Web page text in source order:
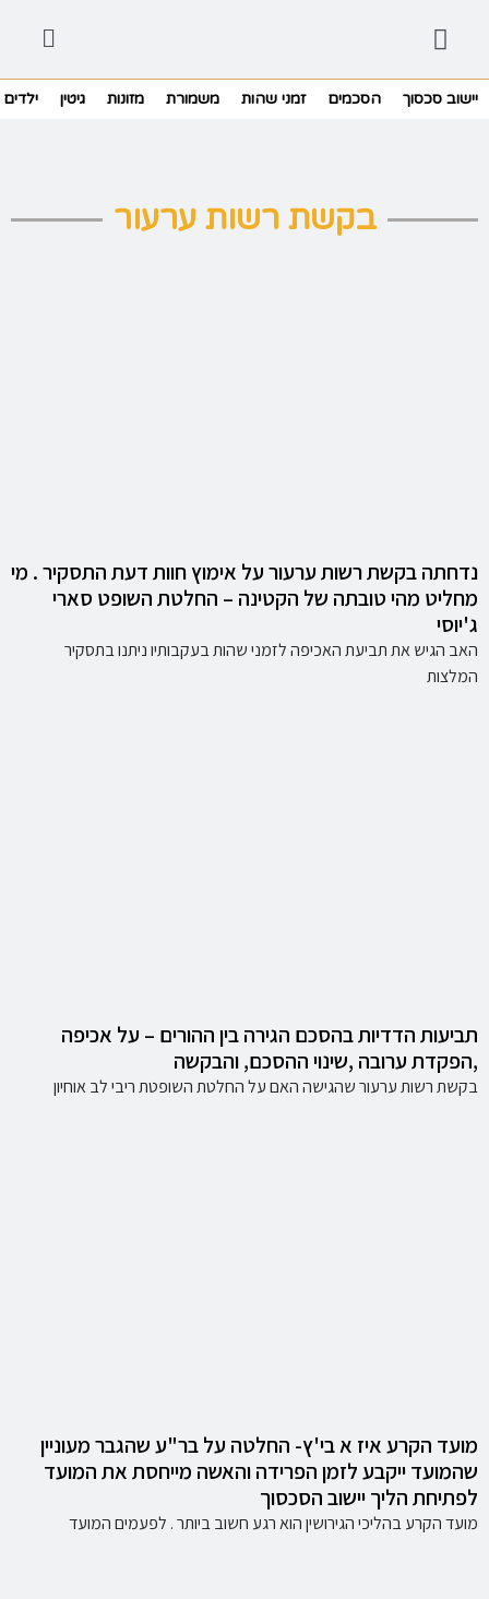
יישוב סכסוך הסכמים זמני שהות משמורת מזונות גיטין ילדים
בקשת רשות ערעור
נדחתה בקשת רשות ערעור על אימוץ חוות דעת התסקיר . מי
מחליט מהי טובתה של הקטינה – החלטת השופט סארי
ג'יוסי
האב הגיש את תביעת האכיפה לזמני שהות בעקבותיו ניתנו בתסקיר
המלצות
תביעות הדדיות בהסכם הגירה בין ההורים – על אכיפה
,הפקדת ערובה ,שינוי ההסכם, והבקשה
בקשת רשות ערעור שהגישה האם על החלטת השופטת ריבי לב אוחיון
מועד הקרע איז א בי'ץ- החלטה על בר"ע שהגבר מעוניין
שהמועד ייקבע לזמן הפרידה והאשה מייחסת את המועד
לפתיחת הליך יישוב הסכסוך
מועד הקרע בהליכי הגירושין הוא רגע חשוב ביותר . לפעמים המועד